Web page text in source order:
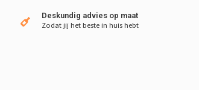
Deskundig advies op maat
Zodat jij het beste in huis hebt